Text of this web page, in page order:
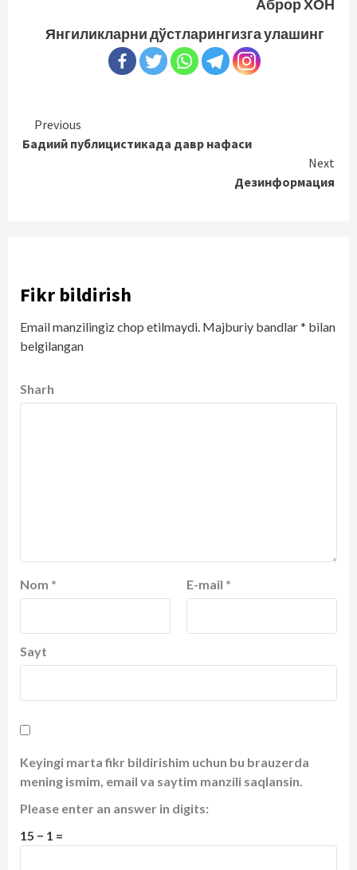
Аброр ХОН
Янгиликларни дўстларингизга улашинг
Continue
Reading
Previous
Бадиий публицистикада давр нафаси
Next
Дезинформация
Fikr bildirish
Email manzilingiz chop etilmaydi. Majburiy bandlar* bilan
belgilangan
Sharh
Nom * E-mail *
Sayt
Keyingi marta fikr bildirishim uchun bu brauzerda
mening ismim, email va saytim manzili saqlansin.
Please enter an answer in digits:
15 − 1 =